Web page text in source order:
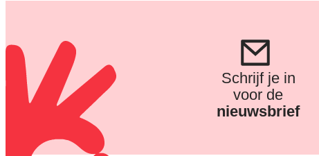
Schrijf je in
voor de
nieuwsbrief